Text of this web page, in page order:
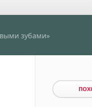
зубами»